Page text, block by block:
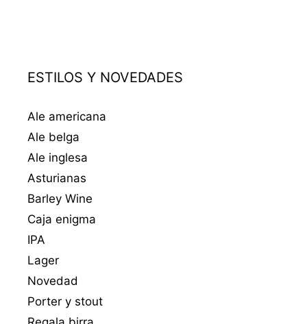
ESTILOS Y NOVEDADES
Ale americana
Ale belga
Ale inglesa
Asturianas
Barley Wine
Caja enigma
IPA
Lager
Novedad
Porter y stout